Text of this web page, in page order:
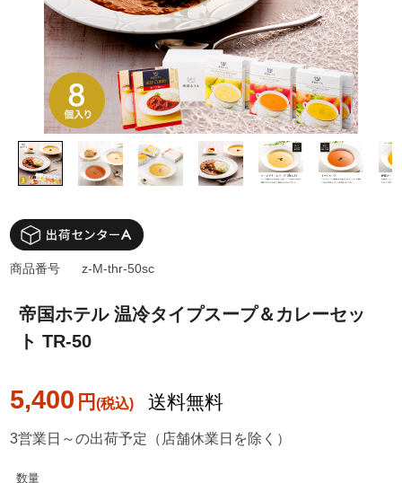
帝国ホテル 温冷タイプスープ＆カレーセッ
ト TR-50
5,400 円 送料無料
商品番号 z-M-thr-50sc
3営業日～の出荷予定（店舗休業日を除く）